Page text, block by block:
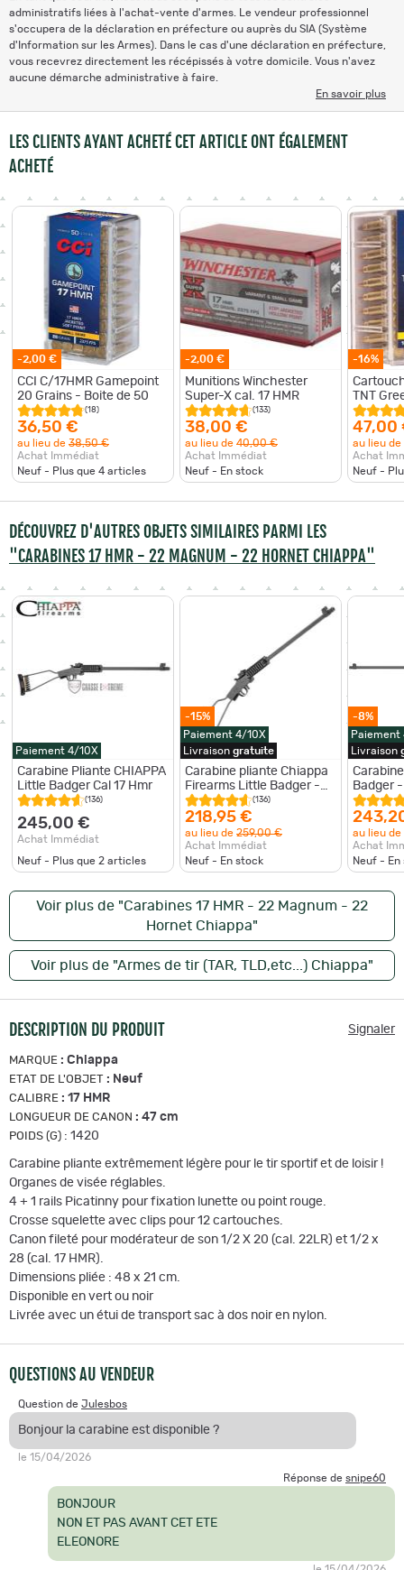
administratifs liées à l'achat-vente d'armes. Le vendeur professionnel
s'occupera de la déclaration en préfecture ou auprès du SIA (Système
d'Information sur les Armes). Dans le cas d'une déclaration en préfecture,
vous recevrez directement les récépissés à votre domicile. Vous n'avez
aucune démarche administrative à faire.
En savoir plus
LES CLIENTS AYANT ACHETÉ CET ARTICLE ONT ÉGALEMENT
ACHETÉ
-2,00 €
CCI C/17HMR Gamepoint
20 Grains - Boite de 50
(18)
36,50 €
au lieu de 38,50 €
Achat Immédiat
Neuf - Plus que 4 articles
-2,00 €
Munitions Winchester
Super-X cal. 17 HMR
(133)
38,00 €
au lieu de 40,00 €
Achat Immédiat
Neuf - En stock
-16%
TNT
47,00
au lieu de
Achat
Neuf -
DÉCOUVREZ D'AUTRES OBJETS SIMILAIRES PARMI LES
"CARABINES 17 HMR - 22 MAGNUM - 22 HORNET CHIAPPA"
Paiement 4/10X
Carabine Pliante CHIAPPA
Little Badger Cal 17 Hmr
(136)
245,00 €
Achat Immédiat
Neuf - Plus que 2 articles
-15%
Paiement 4/10X
Livraison gratuite
Carabine pliante Chiappa
Firearms Little Badger -
Cal. 17 HMR 17 HMR - 17
HMR / 47 cm
(136)
218,95 €
au lieu de 259,00 €
Achat Immédiat
Neuf - En stock
-8%
Paiement
Livraison
Badger
Firearms
au lieu de
Achat
Neuf - En
Voir plus de "Carabines 17 HMR - 22 Magnum - 22
Hornet Chiappa"
Voir plus de "Armes de tir (TAR, TLD,etc...) Chiappa"
DESCRIPTION DU PRODUIT Signaler
MARQUE : Chiappa
ETAT DE L'OBJET : Neuf
CALIBRE : 17 HMR
LONGUEUR DE CANON : 47 cm
POIDS (G) : 1420
Carabine pliante extrêmement légère pour le tir sportif et de loisir !
Organes de visée réglables.
4 + 1 rails Picatinny pour fixation lunette ou point rouge.
Crosse squelette avec clips pour 12 cartouches.
Canon fileté pour modérateur de son 1/2 X 20 (cal. 22LR) et 1/2 x
28 (cal. 17 HMR).
Dimensions pliée : 48 x 21 cm.
Disponible en vert ou noir
Livrée avec un étui de transport sac à dos noir en nylon.
QUESTIONS AU VENDEUR
Question de Julesbos
Bonjour la carabine est disponible ?
le 15/04/2026
Réponse de snipe60
BONJOUR
NON ET PAS AVANT CET ETE
ELEONORE